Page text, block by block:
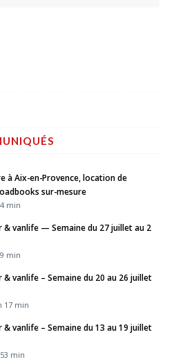
à Aix-en-Provence, location de
sur-mesure
min
& vanlife — Semaine du 27 juillet au 2
min
& vanlife – Semaine du 20 au 26 juillet
17 min
& vanlife – Semaine du 13 au 19 juillet
min